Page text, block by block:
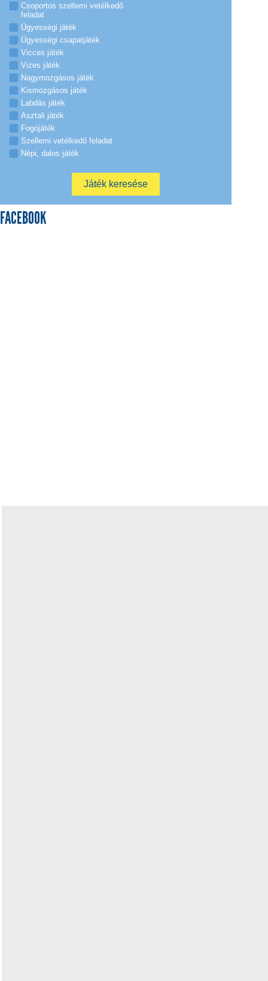
Csoportos szellemi vetélkedő
feladat
Ügyességi játék
Ügyességi csapatjáték
Vicces játék
Vizes játék
Nagymozgásos játék
Kismozgásos játék
Labdás játék
Asztali játék
Fogójáték
Szellemi vetélkedő feladat
Népi, dalos játék
FACEBOOK